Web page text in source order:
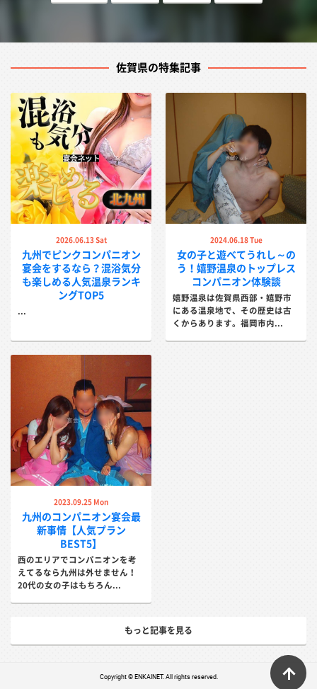
佐賀県の特集記事
2026.06.13 Sat
九州でピンクコンパニオン
宴会をするなら？混浴気分
も楽しめる人気温泉ランキ
ングTOP5
...
2024.06.18 Tue
女の子と遊べてうれし～の
う！嬉野温泉のトップレス
コンパニオン体験談
嬉野温泉は佐賀県西部・嬉野市
にある温泉地で、その歴史は古
くからあります。福岡市内...
2023.09.25 Mon
九州のコンパニオン宴会最
新事情【人気プラン
BEST5】
西のエリアでコンパニオンを考
えてるなら九州は外せません！
20代の女の子はもちろん...
もっと記事を見る
Copyright © ENKAINET. All rights reserved.